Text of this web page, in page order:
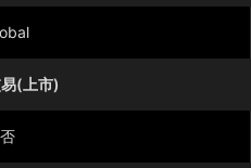
(上市)
否